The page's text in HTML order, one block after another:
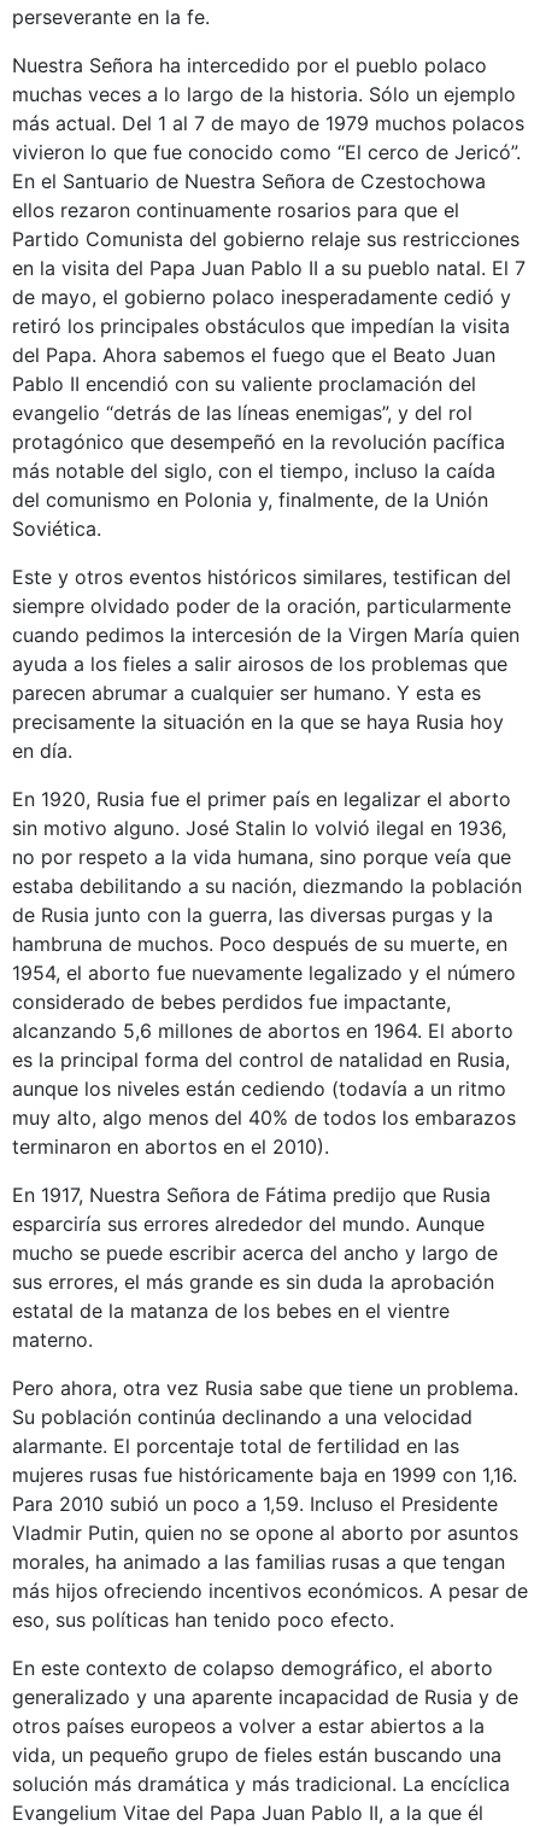
perseverante en la fe.
Nuestra Señora ha intercedido por el pueblo polaco
muchas veces a lo largo de la historia. Sólo un ejemplo
más actual. Del 1 al 7 de mayo de 1979 muchos polacos
vivieron lo que fue conocido como “El cerco de Jericó”.
En el Santuario de Nuestra Señora de Czestochowa
ellos rezaron continuamente rosarios para que el
Partido Comunista del gobierno relaje sus restricciones
en la visita del Papa Juan Pablo II a su pueblo natal. El 7
de mayo, el gobierno polaco inesperadamente cedió y
retiró los principales obstáculos que impedían la visita
del Papa. Ahora sabemos el fuego que el Beato Juan
Pablo II encendió con su valiente proclamación del
evangelio “detrás de las líneas enemigas”, y del rol
protagónico que desempeñó en la revolución pacífica
más notable del siglo, con el tiempo, incluso la caída
del comunismo en Polonia y, finalmente, de la Unión
Soviética.
Este y otros eventos históricos similares, testifican del
siempre olvidado poder de la oración, particularmente
cuando pedimos la intercesión de la Virgen María quien
ayuda a los fieles a salir airosos de los problemas que
parecen abrumar a cualquier ser humano. Y esta es
precisamente la situación en la que se haya Rusia hoy
en día.
En 1920, Rusia fue el primer país en legalizar el aborto
sin motivo alguno. José Stalin lo volvió ilegal en 1936,
no por respeto a la vida humana, sino porque veía que
estaba debilitando a su nación, diezmando la población
de Rusia junto con la guerra, las diversas purgas y la
hambruna de muchos. Poco después de su muerte, en
1954, el aborto fue nuevamente legalizado y el número
considerado de bebes perdidos fue impactante,
alcanzando 5,6 millones de abortos en 1964. El aborto
es la principal forma del control de natalidad en Rusia,
aunque los niveles están cediendo (todavía a un ritmo
muy alto, algo menos del 40% de todos los embarazos
terminaron en abortos en el 2010).
En 1917, Nuestra Señora de Fátima predijo que Rusia
esparciría sus errores alrededor del mundo. Aunque
mucho se puede escribir acerca del ancho y largo de
sus errores, el más grande es sin duda la aprobación
estatal de la matanza de los bebes en el vientre
materno.
Pero ahora, otra vez Rusia sabe que tiene un problema.
Su población continúa declinando a una velocidad
alarmante. El porcentaje total de fertilidad en las
mujeres rusas fue históricamente baja en 1999 con 1,16.
Para 2010 subió un poco a 1,59. Incluso el Presidente
Vladmir Putin, quien no se opone al aborto por asuntos
morales, ha animado a las familias rusas a que tengan
más hijos ofreciendo incentivos económicos. A pesar de
eso, sus políticas han tenido poco efecto.
En este contexto de colapso demográfico, el aborto
generalizado y una aparente incapacidad de Rusia y de
otros países europeos a volver a estar abiertos a la
vida, un pequeño grupo de fieles están buscando una
solución más dramática y más tradicional. La encíclica
Evangelium Vitae del Papa Juan Pablo II, a la que él